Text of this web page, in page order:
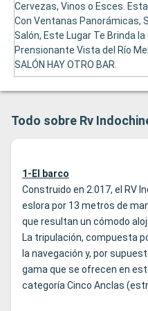
Cervezas, Vinos o Esces.
Con Ventanas Panorámicas,
Salón, Este Lugar Te Brinda
Prensionante Vista del Río
SALÓN HAY OTRO BAR.
Todo sobre Rv
1-El barco
Construido en 2.017, el RV
eslora por 13 metros de
que resultan un cómodo
La tripulación, compuesta
la navegación y, por
gama que se ofrecen en
categoría Cinco Anclas